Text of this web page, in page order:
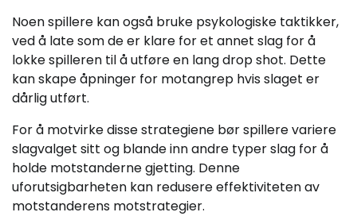
Noen spillere kan også bruke psykologiske taktikker,
ved å late som de er klare for et annet slag for å
lokke spilleren til å utføre en lang drop shot. Dette
kan skape åpninger for motangrep hvis slaget er
dårlig utført.
For å motvirke disse strategiene bør spillere variere
slagvalget sitt og blande inn andre typer slag for å
holde motstanderne gjetting. Denne
uforutsigbarheten kan redusere effektiviteten av
motstanderens motstrategier.